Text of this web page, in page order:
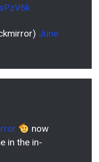
June
now
in the in-